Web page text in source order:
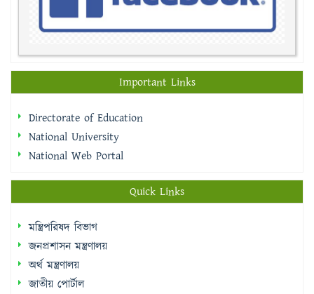
Important Links
Directorate of Education
National University
National Web Portal
Quick Links
মন্ত্রিপরিষদ বিভাগ
জনপ্রশাসন মন্ত্রণালয়
অর্থ মন্ত্রণালয়
জাতীয় পোর্টাল